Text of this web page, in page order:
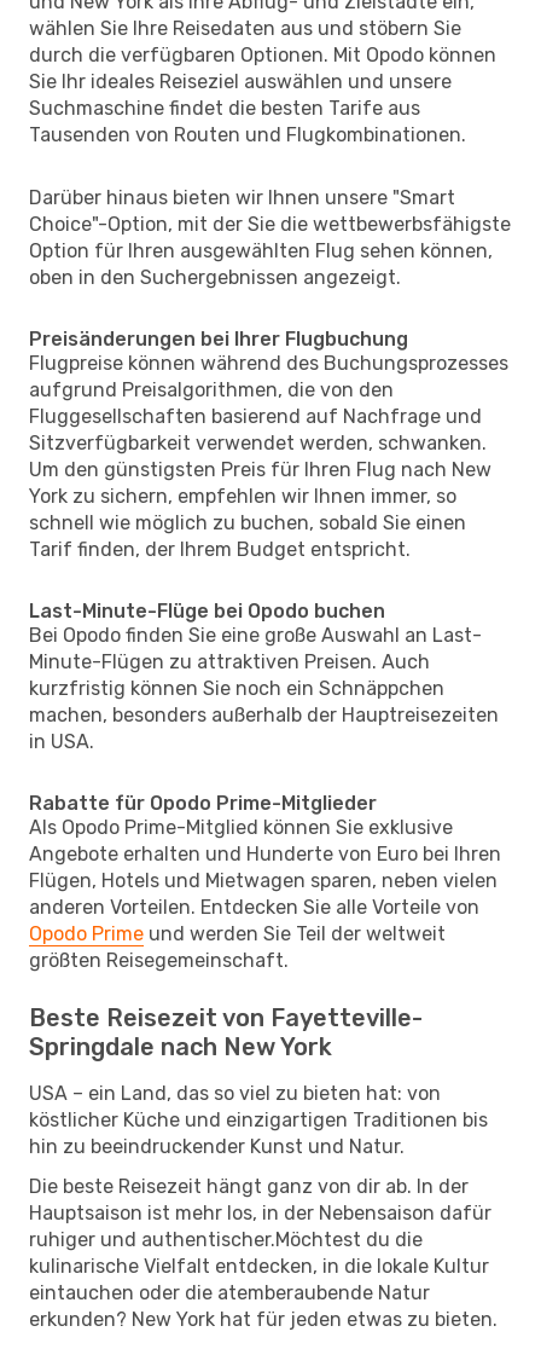
wählen Sie Ihre Reisedaten aus und stöbern Sie
durch die verfügbaren Optionen. Mit Opodo können
Sie Ihr ideales Reiseziel auswählen und unsere
Suchmaschine findet die besten Tarife aus
Tausenden von Routen und Flugkombinationen.
Darüber hinaus bieten wir Ihnen unsere "Smart
Choice"-Option, mit der Sie die wettbewerbsfähigste
Option für Ihren ausgewählten Flug sehen können,
oben in den Suchergebnissen angezeigt.
Preisänderungen bei Ihrer Flugbuchung
Flugpreise können während des Buchungsprozesses
aufgrund Preisalgorithmen, die von den
Fluggesellschaften basierend auf Nachfrage und
Sitzverfügbarkeit verwendet werden, schwanken.
Um den günstigsten Preis für Ihren Flug nach New
York zu sichern, empfehlen wir Ihnen immer, so
schnell wie möglich zu buchen, sobald Sie einen
Tarif finden, der Ihrem Budget entspricht.
Last-Minute-Flüge bei Opodo buchen
Bei Opodo finden Sie eine große Auswahl an Last-
Minute-Flügen zu attraktiven Preisen. Auch
kurzfristig können Sie noch ein Schnäppchen
machen, besonders außerhalb der Hauptreisezeiten
in USA.
Rabatte für Opodo Prime-Mitglieder
Als Opodo Prime-Mitglied können Sie exklusive
Angebote erhalten und Hunderte von Euro bei Ihren
Flügen, Hotels und Mietwagen sparen, neben vielen
anderen Vorteilen. Entdecken Sie alle Vorteile von
Opodo Prime und werden Sie Teil der weltweit
größten Reisegemeinschaft.
Beste Reisezeit von Fayetteville-
Springdale nach New York
USA – ein Land, das so viel zu bieten hat: von
köstlicher Küche und einzigartigen Traditionen bis
hin zu beeindruckender Kunst und Natur.
Die beste Reisezeit hängt ganz von dir ab. In der
Hauptsaison ist mehr los, in der Nebensaison dafür
ruhiger und authentischer.Möchtest du die
kulinarische Vielfalt entdecken, in die lokale Kultur
eintauchen oder die atemberaubende Natur
erkunden? New York hat für jeden etwas zu bieten.